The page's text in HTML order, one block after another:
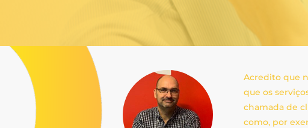
Acredito que
que os
chamada de
como, por